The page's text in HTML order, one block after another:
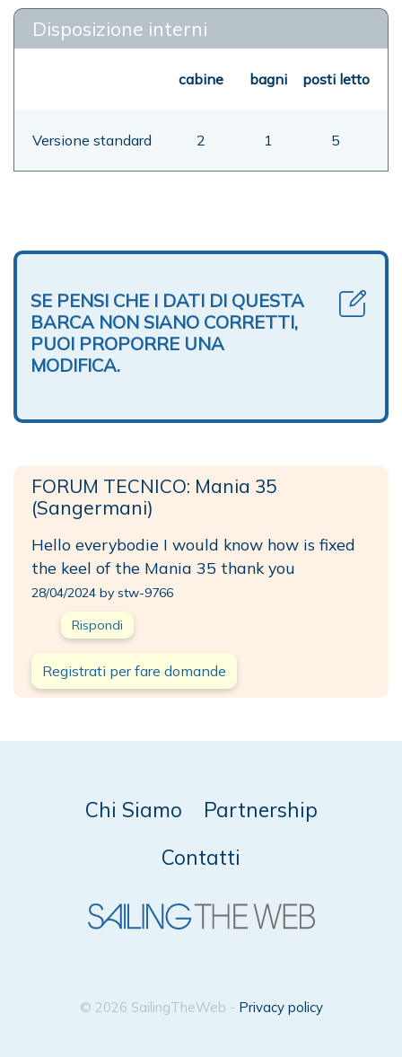
Disposizione interni
cabine bagni posti letto
Versione standard 2 1 5
SE PENSI CHE I DATI DI QUESTA
BARCA NON SIANO CORRETTI,
PUOI PROPORRE UNA
MODIFICA.
FORUM TECNICO: Mania 35
(Sangermani)
Hello everybodie I would know how is fixed
the keel of the Mania 35 thank you
28/04/2024 by stw-9766
Rispondi
Registrati per fare domande
Chi Siamo
Partnership
Contatti
© 2026 SailingTheWeb - Privacy policy